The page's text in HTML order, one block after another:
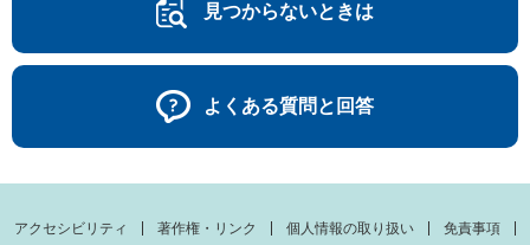
見つからないときは
よくある質問と回答
アクセシビリティ 著作権・リンク 個人情報の取り扱い 免責事項